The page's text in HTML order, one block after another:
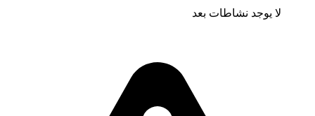
لا يوجد نشاطات بعد